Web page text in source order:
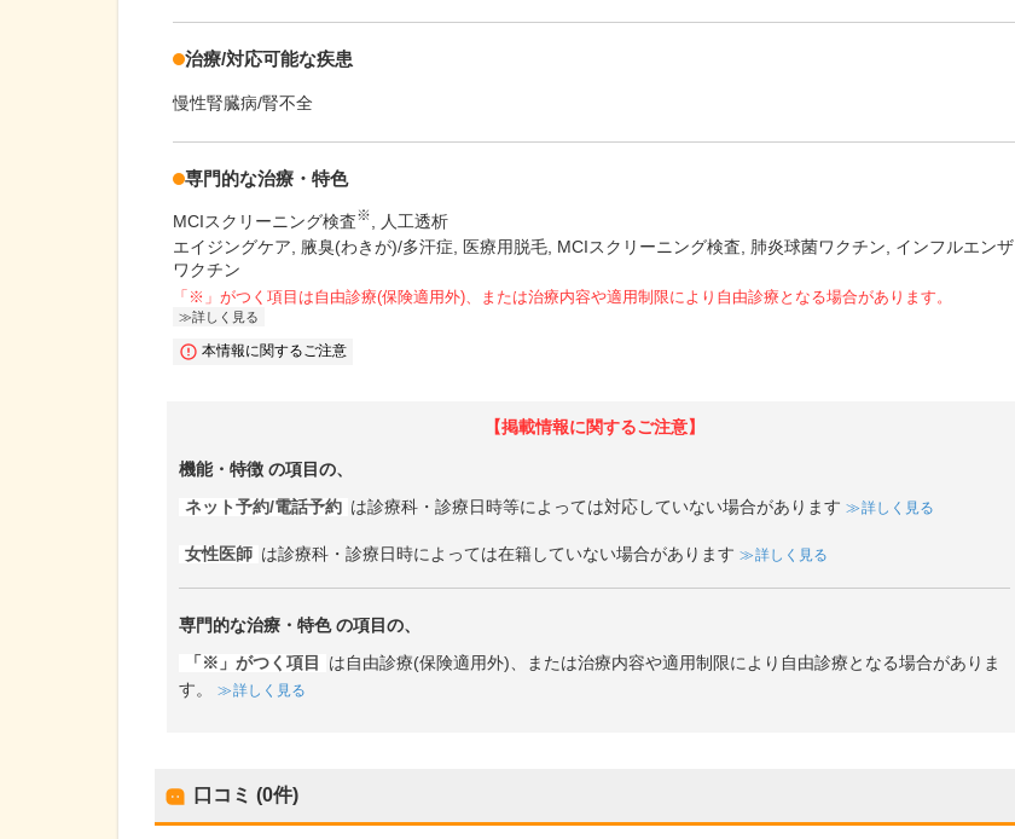
治療/対応可能な疾患
慢性腎臓病/腎不全
専門的な治療・特色
MCIスクリーニング検査※
人工透析
エイジングケア, 腋臭(わきが)/多汗症, 医療用脱毛, MCIスクリーニング検査, 肺炎球菌ワクチン, インフルエンザ
ワクチン
「※」がつく項目は自由診療(保険適用外)、または治療内容や適用制限により自由診療となる場合があります。
詳しく見る
本情報に関するご注意
【掲載情報に関するご注意】
機能・特徴 の項目の、
ネット予約/電話予約 は診療科・診療日時等によっては対応していない場合があります 詳しく見る
女性医師 は診療科・診療日時によっては在籍していない場合があります 詳しく見る
専門的な治療・特色の項目の、
「※」がつく項目
は自由診療(保険適用外)、または治療内容や適用制限により自由診療となる場合がありま
す。
詳しく見る
口コミ (0件)